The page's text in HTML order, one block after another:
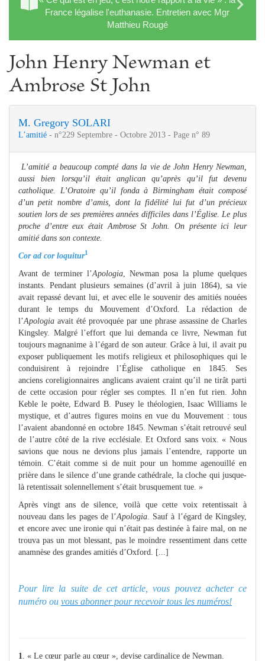
France légalise l'euthanasie. Entretien avec Mgr
Matthieu Rougé
John Henry Newman et
Ambrose St John
M. Gregory SOLARI
L’amitié - n°229 Septembre - Octobre 2013 - Page n° 89
L’amitié a beaucoup compté dans la vie de John Henry Newman,
aussi bien lorsqu’il était anglican qu’après qu’il fut devenu
catholique. L’Oratoire qu’il fonda à Birmingham était composé
d’un petit nombre d’amis, dont la fidélité lui fut d’un précieux
soutien lors de ses premières années difficiles dans l’Église. Le plus
proche d’entre eux était Ambrose St John. On présente ici leur
amitié dans son contexte.
Cor ad cor loquitur1
Avant de terminer l’Apologia, Newman posa la plume quelques
instants. Pendant plusieurs semaines (d’avril à juin 1864), sa vie
avait repassé devant lui, et avec elle le souvenir des amitiés nouées
durant le temps du Mouvement d’Oxford. La rédaction de
l’Apologia avait été provoquée par une phrase assassine de Charles
Kingsley. Malgré l’effort que lui demanda ce livre, Newman fut
toujours magnanime à l’égard de son auteur. Grâce à lui, il avait pu
exposer publiquement les motifs religieux et philosophiques qui le
conduisirent à rejoindre l’Église catholique en 1845. Ses
anciens coreligionnaires anglicans avaient craint qu’il ne tirât parti
de cette occasion pour régler ses comptes. Il n’en fut rien. John
Keble le poète, Edward B. Pusey le théologien, Isaac Williams le
mystique, et d’autres figures moins en vue du Mouvement : tous
l’avaient abandonné en octobre 1845. Newman s’était retrouvé seul
de l’autre côté de la rive ecclésiale. Et Oxford sans voix. « Nous
savions que nous ne devions plus jamais l’entendre, rapporte un
témoin. C’était comme si de nuit pour un homme agenouillé en
prière dans le silence d’une grande cathédrale, la cloche qui jusque-
là retentissait solennellement s’était brusquement tue. »
Après vingt ans de silence, voilà que cette voix retentissait à
nouveau dans les pages de l’Apologia . Sauf à l’égard de Kingsley,
et encore avec une ironie qui n’était pas destinée à faire mal, on ne
trouva pas un mot blessant, pas le moindre ressentiment dans cette
anamnèse des grandes amitiés d’Oxford. [...]
Pour lire la suite de cet article, vous pouvez acheter ce
numéro ou vous abonner pour recevoir tous les numéros!
1 . « Le cœur parle au cœur », devise cardinalice de Newman.